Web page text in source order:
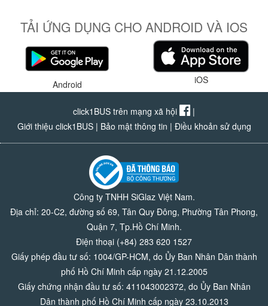
TẢI ỨNG DỤNG CHO ANDROID VÀ IOS
Android iOS
click1BUS trên mạng xã hội
|
Giới thiệu click1BUS| Bảo mật thông tin | Điều khoản sử dụng
Công ty TNHH SiGlaz Việt Nam.
Địa chỉ: 20-C2, đường số 69, Tân Quy Đông, Phường Tân Phong,
Quận 7, Tp.Hồ Chí Minh.
Điện thoại (+84) 283 620 1527
Giấy phép đầu tư số: 1004/GP-HCM, do Ủy Ban Nhân Dân thành
phố Hồ Chí Minh cấp ngày 21.12.2005
Giấy chứng nhận đầu tư số: 411043002372, do Ủy Ban Nhân
Dân thành phố Hồ Chí Minh cấp ngày 23.10.2013